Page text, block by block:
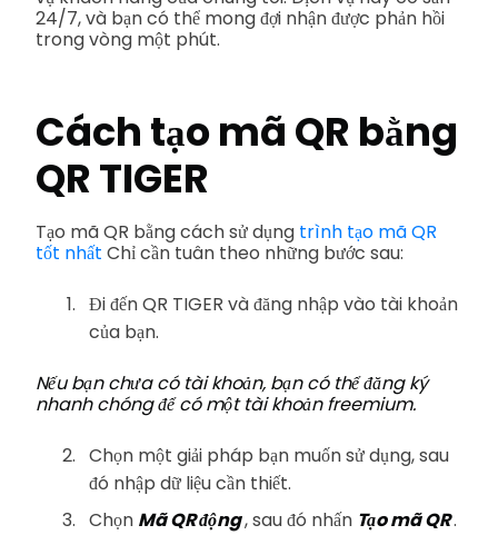
24/7, và bạn có thể mong đợi nhận được phản hồi
trong vòng một phút.
Cách tạo mã QR bằng
QR TIGER
Tạo mã QR bằng cách sử dụng trình tạo mã QR
tốt nhất Chỉ cần tuân theo những bước sau:
Đi đến QR TIGER và đăng nhập vào tài khoản
của bạn.
Nếu bạn chưa có tài khoản, bạn có thể đăng ký
nhanh chóng để có một tài khoản freemium.
Chọn một giải pháp bạn muốn sử dụng, sau
đó nhập dữ liệu cần thiết.
Chọn Mã QR động, sau đó nhấn Tạo mã QR.